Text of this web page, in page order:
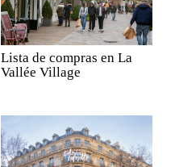
Lista de compras en La
Vallée Village